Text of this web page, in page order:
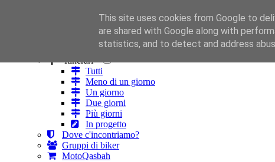
Itinerari
Tutti
Meno di un giorno
Un giorno
Due giorni
Più giorni
In progetto
Dove c'incontriamo?
Gruppi di biker
MotoQasbah
This site uses cookies from Google to
are shared with Google along with
statistics, and to detect and address